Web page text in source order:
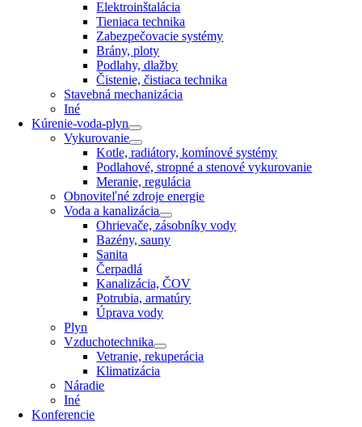
Elektroinštalácia
Tieniaca technika
Zabezpečovacie systémy
Brány, ploty
Podlahy, dlažby
Čistenie, čistiaca technika
Stavebná mechanizácia
Iné
Kúrenie-voda-plyn
Vykurovanie
Kotle, radiátory, komínové systémy
Podlahové, stropné a stenové vykurovanie
Meranie, regulácia
Obnoviteľné zdroje energie
Voda a kanalizácia
Ohrievače, zásobníky vody
Bazény, sauny
Sanita
Čerpadlá
Kanalizácia, ČOV
Potrubia, armatúry
Úprava vody
Plyn
Vzduchotechnika
Vetranie, rekuperácia
Klimatizácia
Náradie
Iné
Konferencie